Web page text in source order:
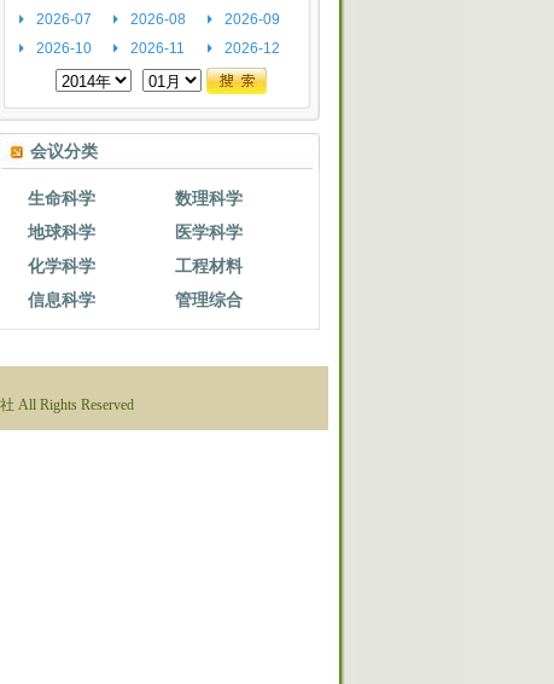
2026-07
2026-10
2026-08
2026-11
2026-09
2026-12
会议分类
生命科学
地球科学
化学科学
信息科学
数理科学
医学科学
工程材料
管理综合
All Rights Reserved